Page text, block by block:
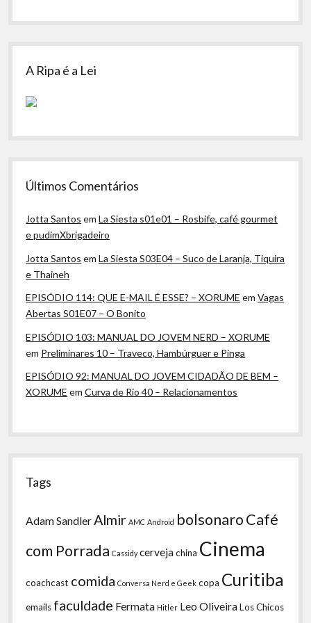
A Ripa é a Lei
Últimos Comentários
Jotta Santos emLa Siesta s01e01 – Rosbife, café gourmet
e pudimXbrigadeiro
Jotta Santos emLa Siesta S03E04 – Suco de Laranja, Tiquira
e Thaineh
EPISÓDIO 114: QUE E-MAIL É ESSE? – XORUME emVagas
Abertas S01E07 – O Bonito
EPISÓDIO 103: MANUAL DO JOVEM NERD – XORUME
em Preliminares 10 – Traveco, Hambúrguer e Pinga
EPISÓDIO 92: MANUAL DO JOVEM CIDADÃO DE BEM –
XORUME emCurva de Rio 40 – Relacionamentos
Tags
Adam Sandler Almir AMC Android bolsonaroCafé
com Porrada Cassidy cervejachina Cinema
coachcast comida Conversa Nerd e Geek copa Curitiba
emails faculdade Fermata Hitler Leo OliveiraLos Chicos